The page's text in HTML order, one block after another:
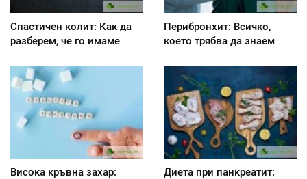
Спастичен колит: Как да
разберем, че го имаме
Перибронхит: Всичко,
което трябва да знаем
Висока кръвна захар:
Диета при панкреатит: